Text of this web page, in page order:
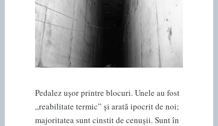
Pedalez ușor printre blocuri. Unele au fost
„reabilitate termic” și arată ipocrit de noi;
majoritatea sunt cinstit de cenușii. Sunt în